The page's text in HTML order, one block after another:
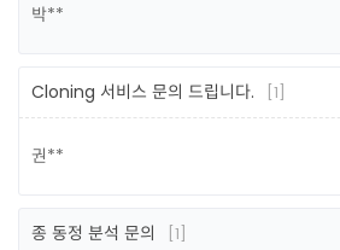
박**
Cloning 서비스 문의 드립니다. [1]
권**
종 동정 분석 문의 [1]